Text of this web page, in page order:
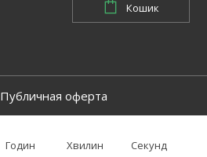
Кошик
Публичная оферта
Годин Хвилин Секунд